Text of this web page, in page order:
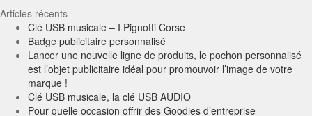
Articles récents
Clé USB musicale – I Pignotti Corse
Badge publicitaire personnalisé
Lancer une nouvelle ligne de produits, le pochon personnalisé
est l’objet publicitaire idéal pour promouvoir l’image de votre
marque !
Clé USB musicale, la clé USB AUDIO
Pour quelle occasion offrir des Goodies d’entreprise